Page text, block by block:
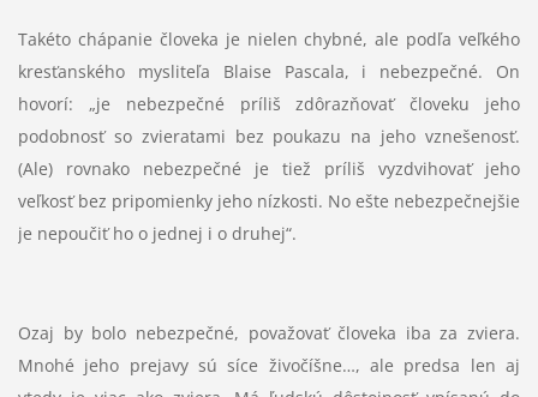
Takéto chápanie človeka je nielen chybné, ale podľa veľkého
kresťanského mysliteľa Blaise Pascala, i nebezpečné. On
hovorí: „je nebezpečné príliš zdôrazňovať človeku jeho
podobnosť so zvieratami bez poukazu na jeho vznešenosť.
(Ale) rovnako nebezpečné je tiež príliš vyzdvihovať jeho
veľkosť bez pripomienky jeho nízkosti. No ešte nebezpečnejšie
je nepoučiť ho o jednej i o druhej“.
Ozaj by bolo nebezpečné, považovať človeka iba za zviera.
Mnohé jeho prejavy sú síce živočíšne…, ale predsa len aj